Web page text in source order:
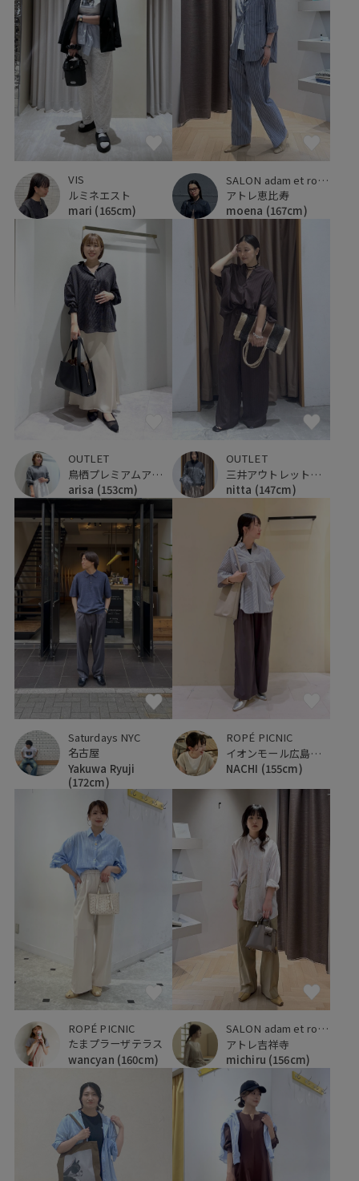
VIS
ルミネエスト
mari (165cm)
SALON adam et ropé
アトレ恵比寿
moena (167cm)
OUTLET
鳥栖プレミアムアウトレット
arisa (153cm)
OUTLET
三井アウトレットパーク 入間
nitta (147cm)
Saturdays NYC
名古屋
Yakuwa Ryuji
(172cm)
ROPÉ PICNIC
イオンモール広島府中
NACHI (155cm)
ROPÉ PICNIC
たまプラーザテラス
wancyan (160cm)
SALON adam et ropé
アトレ吉祥寺
michiru (156cm)